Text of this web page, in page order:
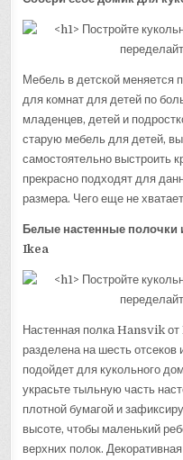
Мебель в детской меняется
для комнат для детей по
младенцев, детей и
старую мебель для детей,
самостоятельно выстроить
прекрасно подходят для
размера. Чего еще не
Белые настенные полочки
Ikea
Настенная полка Hansvik от
разделена на шесть отсеков
подойдет для кукольного
украсьте тыльную часть
плотной бумагой и
высоте, чтобы маленький
верхних полок.